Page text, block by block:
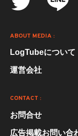
ABOUT MEDIA :
LogTubeについて
運営会社
CONTACT :
お問合せ
広告掲載お問い合